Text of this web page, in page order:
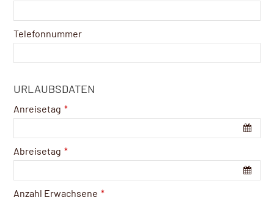
Telefonnummer
URLAUBSDATEN
Anreisetag *
Abreisetag *
Anzahl Erwachsene *